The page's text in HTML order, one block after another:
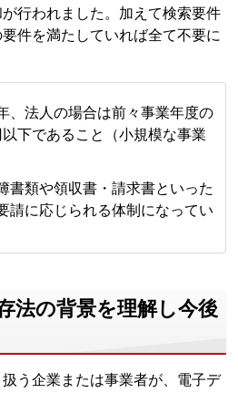
行われました。加えて検索要件
件を満たしていれば全て不要に
、法人の場合は前々事業年度の
下であること（小規模な事業
書類や領収書・請求書といった
請に応じられる体制になってい
法の背景を理解し今後
う企業または事業者が、電子デ